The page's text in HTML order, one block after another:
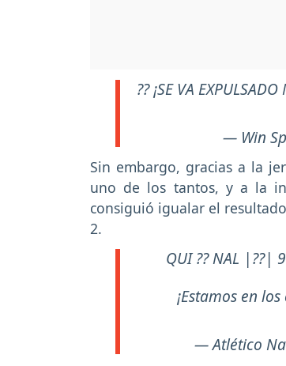
?? ¡SE VA
— Win
Sin embargo, gracias a la
uno de los tantos, y a la
consiguió igualar el
2.
QUI ?? NAL |??|
¡Estamos en
— Atlético